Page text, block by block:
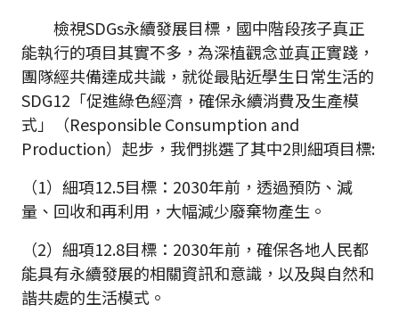
檢視SDGs永續發展目標，國中階段孩子真正
能執行的項目其實不多，為深植觀念並真正實踐，
團隊經共備達成共識，就從最貼近學生日常生活的
SDG12「促進綠色經濟，確保永續消費及生產模
式」（Responsible Consumption and
Production）起步，我們挑選了其中2則細項目標:
（1）細項12.5目標：2030年前，透過預防、減
量、回收和再利用，大幅減少廢棄物產生。
（2）細項12.8目標：2030年前，確保各地人民都
能具有永續發展的相關資訊和意識，以及與自然和
諧共處的生活模式。